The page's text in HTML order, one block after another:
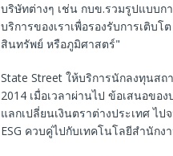
บริษัทต่างๆ เช่น กบข.รวมรูปแบบก
บริการของเราเพื่อรองรับการเติบ
สินทรัพย์ หรือภูมิศาสตร์"
State Street ให้บริการนักลงทุนส
2014 เมื่อเวลาผ่านไป ข้อเสนอขอ
แลกเปลี่ยนเงินตราต่างประเทศ ไ
ESG ควบคู่ไปกับเทคโนโลยีสำนัก